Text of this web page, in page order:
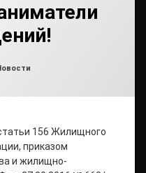
156 Жилищного
приказом
и жилищно-